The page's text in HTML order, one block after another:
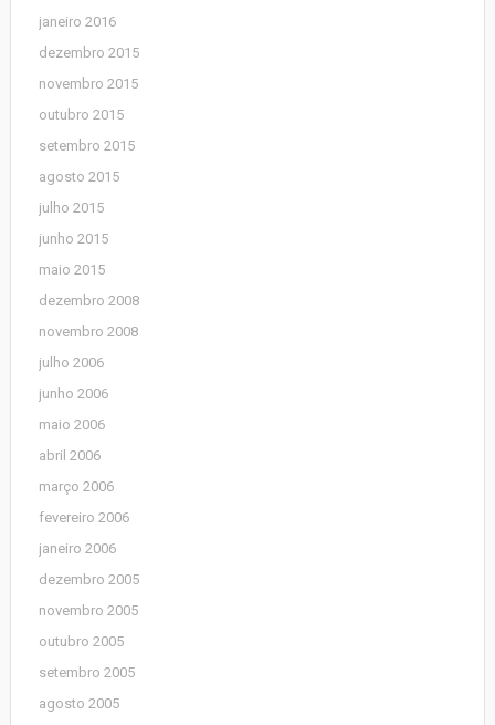
janeiro 2016
dezembro 2015
novembro 2015
outubro 2015
setembro 2015
agosto 2015
julho 2015
junho 2015
maio 2015
dezembro 2008
novembro 2008
julho 2006
junho 2006
maio 2006
abril 2006
março 2006
fevereiro 2006
janeiro 2006
dezembro 2005
novembro 2005
outubro 2005
setembro 2005
agosto 2005